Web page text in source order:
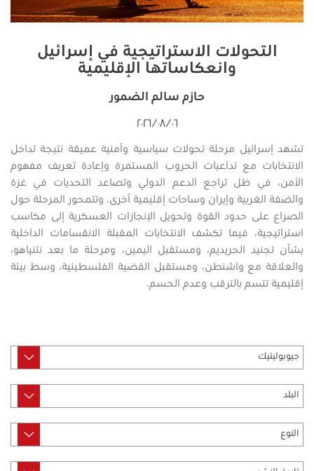
التحولات الاستراتيجية في إسرائيل
وانعكاساتها الإقليمية
حازم سالم الضمور
٠٦‏/٠٨‏/٢٠٢٦
تشهد إسرائيل مرحلة تحولات سياسية وأمنية عميقة نتيجة تداخل
الانتخابات مع تداعيات الحروب المستمرة وإعادة تعريف مفهوم
الأمن، في ظل تراجع الدعم الدولي وتصاعد التحديات في غزة
والضفة الغربية وإيران وساحات إقليمية أخرى. وتتمحور المرحلة حول
الصراع على حدود القوة وتحويل الإنجازات العسكرية إلى مكاسب
استراتيجية، فيما تكشف الانتخابات المقبلة الانقسامات الداخلية
بشأن تجنيد الحريديم، ومستقبل اليمين، ومرحلة ما بعد نتنياهو،
والعلاقة مع واشنطن، ومستقبل القضية الفلسطينية، وسط بيئة
إقليمية تتسم بالترقب وعدم الحسم.